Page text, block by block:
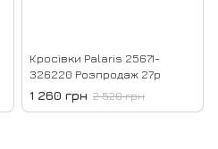
Кросівки Palaris 25671-
326220 Розпродаж 27р
1 260 грн 2 520 грн